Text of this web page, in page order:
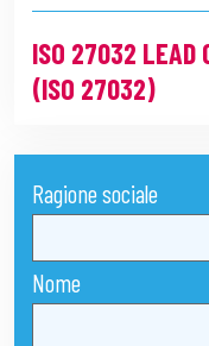
ISO 27032 LEAD
(ISO 27032)
Ragione sociale
Nome